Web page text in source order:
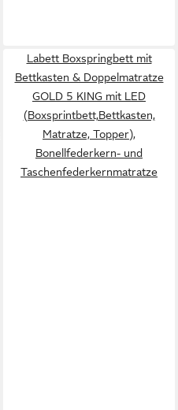
Labett Boxspringbett mit
Bettkasten & Doppelmatratze
GOLD 5 KING mit LED
(Boxsprintbett,Bettkasten,
Matratze, Topper),
Bonellfederkern- und
Taschenfederkernmatratze